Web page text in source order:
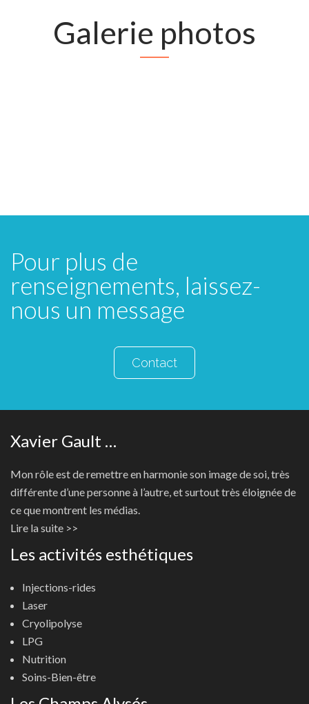
Galerie photos
Pour plus de
renseignements, laissez-
nous un message
Contact
Xavier Gault …
Mon rôle est de remettre en harmonie son image de soi, très
différente d’une personne à l’autre, et surtout très éloignée de
ce que montrent les médias.
Lire la suite >>
Les activités esthétiques
Injections-rides
Laser
Cryolipolyse
LPG
Nutrition
Soins-Bien-être